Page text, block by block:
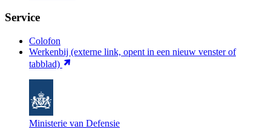
Service
Colofon
Werkenbij (externe link, opent in een nieuw venster of
tabblad)
Ministerie van Defensie